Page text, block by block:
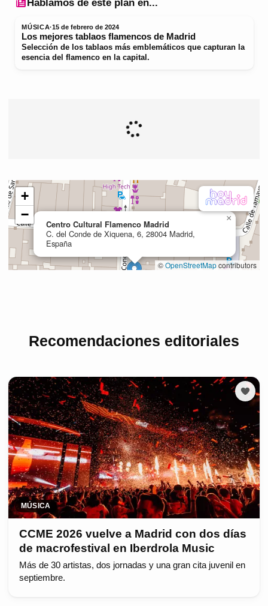
Hablamos de este plan en...
MÚSICA·15 de febrero de 2024
Los mejores tablaos flamencos de Madrid
Selección de los tablaos más emblemáticos que capturan la
esencia del flamenco en la capital.
Recomendaciones editoriales
MÚSICA
CCME 2026 vuelve a Madrid con dos días
de macrofestival en Iberdrola Music
Más de 30 artistas, dos jornadas y una gran cita juvenil en
septiembre.